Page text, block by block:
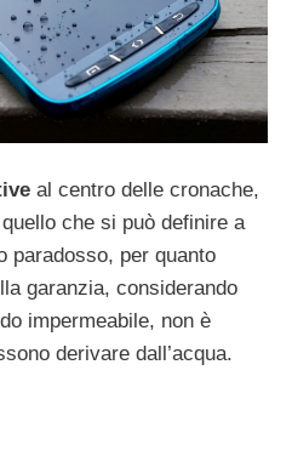
al centro delle cronache,
che si può definire a
paradosso, per quanto
garanzia, considerando
impermeabile, non è
derivare dall’acqua.